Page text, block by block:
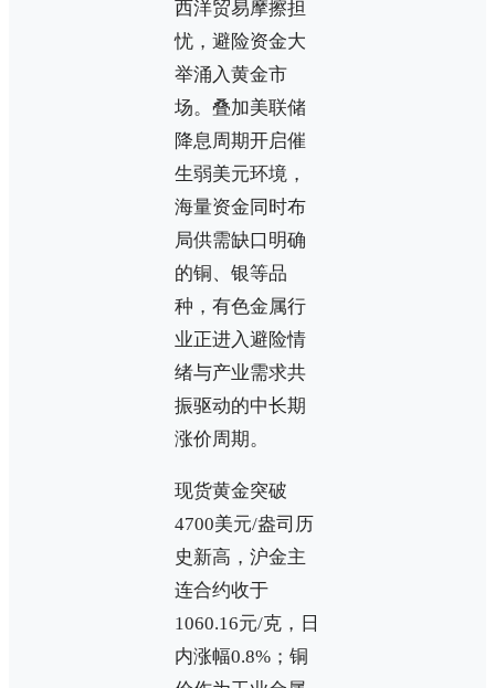
西洋贸易摩擦担
忧，避险资金大
举涌入黄金市
场。叠加美联储
降息周期开启催
生弱美元环境，
海量资金同时布
局供需缺口明确
的铜、银等品
种，有色金属行
业正进入避险情
绪与产业需求共
振驱动的中长期
涨价周期。
现货黄金突破
4700美元/盎司历
史新高，沪金主
连合约收于
1060.16元/克，日
内涨幅0.8%；铜